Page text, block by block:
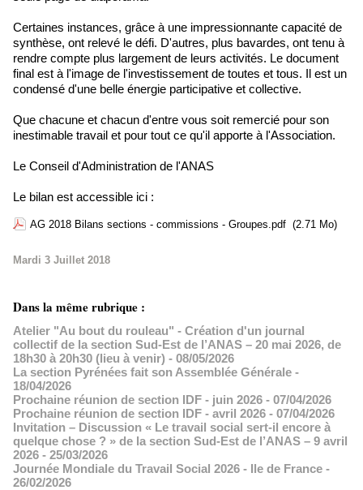
Certaines instances, grâce à une impressionnante capacité de
synthèse, ont relevé le défi. D'autres, plus bavardes, ont tenu à
rendre compte plus largement de leurs activités. Le document
final est à l'image de l'investissement de toutes et tous. Il est un
condensé d'une belle énergie participative et collective.
Que chacune et chacun d'entre vous soit remercié pour son
inestimable travail et pour tout ce qu'il apporte à l'Association.
Le Conseil d'Administration de l'ANAS
Le bilan est accessible ici :
AG 2018 Bilans sections - commissions - Groupes.pdf (2.71 Mo)
Mardi 3 Juillet 2018
Dans la même rubrique :
Atelier "Au bout du rouleau" - Création d'un journal
collectif de la section Sud-Est de l’ANAS – 20 mai 2026, de
18h30 à 20h30 (lieu à venir) - 08/05/2026
La section Pyrénées fait son Assemblée Générale -
18/04/2026
Prochaine réunion de section IDF - juin 2026 - 07/04/2026
Prochaine réunion de section IDF - avril 2026 - 07/04/2026
Invitation – Discussion « Le travail social sert-il encore à
quelque chose ? » de la section Sud-Est de l’ANAS – 9 avril
2026 - 25/03/2026
Journée Mondiale du Travail Social 2026 - Ile de France -
26/02/2026